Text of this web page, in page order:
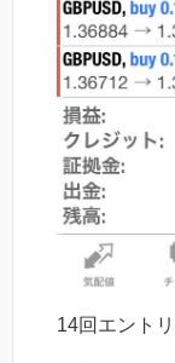
14回エント